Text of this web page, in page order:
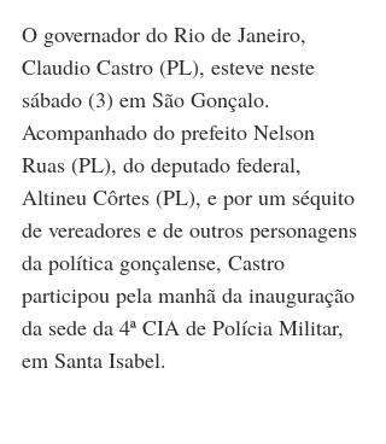
O governador do Rio de Janeiro,
Claudio Castro (PL), esteve neste
sábado (3) em São Gonçalo.
Acompanhado do prefeito Nelson
Ruas (PL), do deputado federal,
Altineu Côrtes (PL), e por um séquito
de vereadores e de outros personagens
da política gonçalense, Castro
participou pela manhã da inauguração
da sede da 4ª CIA de Polícia Militar,
em Santa Isabel.